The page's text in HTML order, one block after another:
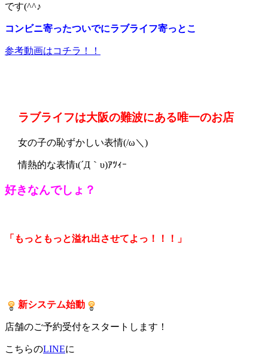
です(^^♪
コンビニ寄ったついでにラブライフ寄っとこ
参考動画はコチラ！！
ラブライフは大阪の難波にある唯一のお店
女の子の恥ずかしい表情(/ω＼)
情熱的な表情ι(´Д｀υ)ｱﾂｨｰ
好きなんでしょ？
「もっともっと溢れ出させてよっ！！！」
新システム始動
店舗のご予約受付をスタートします！
こちらのLINEに